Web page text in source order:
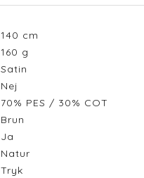
140 cm
160 g
Satin
Nej
70% PES / 30% COT
Brun
Ja
Natur
Tryk